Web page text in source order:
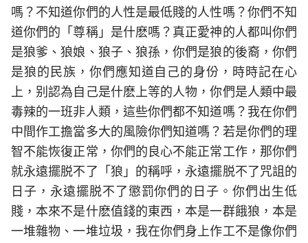
嗎？不知道你們的人性是最低賤的人性嗎？你們不知
道你們的「尊稱」是什麽嗎？真正愛神的人都叫你們
是狼爹、狼娘、狼子、狼孫，你們是狼的後裔，你們
是狼的民族，你們應知道自己的身份，時時記在心
上，别認為自己是什麽上等的人物，你們是人類中最
毒辣的一班非人類，這些你們都不知道嗎？我在你們
中間作工擔當多大的風險你們知道嗎？若是你們的理
智不能恢復正常，你們的良心不能正常工作，那你們
就永遠擺脱不了「狼」的稱呼，永遠擺脱不了咒詛的
日子，永遠擺脱不了懲罰你們的日子。你們出生低
賤，本來不是什麽值錢的東西，本是一群餓狼，本是
一堆雜物、一堆垃圾，我在你們身上作工不是像你們